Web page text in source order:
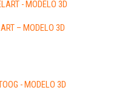
– MODELO 3D